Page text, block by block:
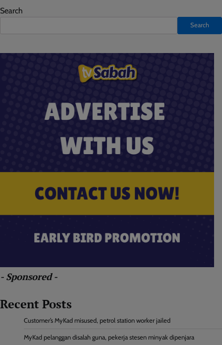
Search
Search
- Sponsored -
Recent Posts
Customer’s MyKad misused, petrol station worker jailed
MyKad pelanggan disalah guna, pekerja stesen minyak dipenjara